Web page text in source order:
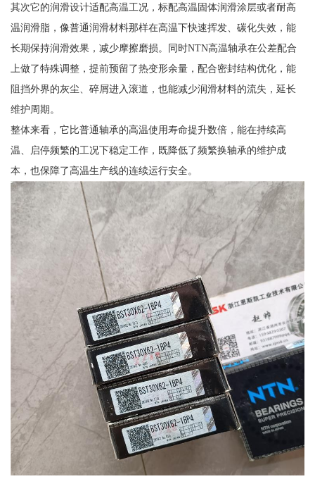
其次它的润滑设计适配高温工况，标配高温固体润滑涂层或者耐高
温润滑脂，像普通润滑材料那样在高温下快速挥发、碳化失效，能
长期保持润滑效果，减少摩擦磨损。同时NTN高温轴承在公差配合
上做了特殊调整，提前预留了热变形余量，配合密封结构优化，能
阻挡外界的灰尘、碎屑进入滚道，也能减少润滑材料的流失，延长
维护周期。
整体来看，它比普通轴承的高温使用寿命提升数倍，能在持续高
温、启停频繁的工况下稳定工作，既降低了频繁换轴承的维护成
本，也保障了高温生产线的连续运行安全。